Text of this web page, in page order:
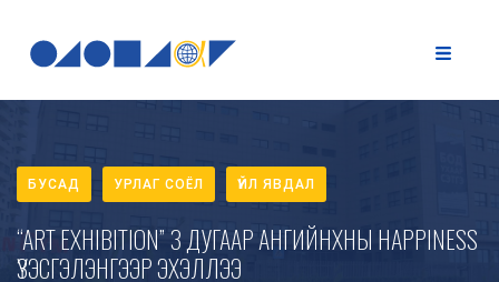
БУСАД УРЛАГ СОЁЛ ҮЙЛ ЯВДАЛ
“ART EXHIBITION” 3 ДУГААР АНГИЙНХНЫ HAPPINESS
ҮЗЭСГЭЛЭНГЭЭР ЭХЭЛЛЭЭ